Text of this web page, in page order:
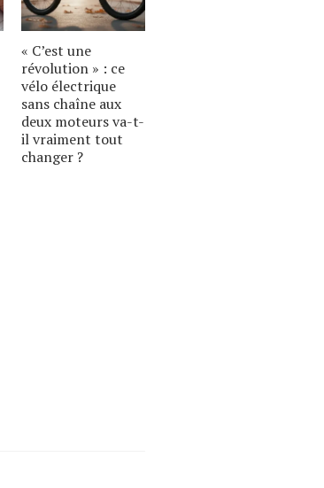
« C’est une
révolution » : ce
vélo électrique
sans chaîne aux
deux moteurs va-t-
il vraiment tout
changer ?